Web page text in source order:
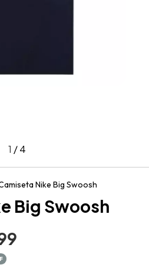
1 /4
Nike Big Swoosh
Big Swoosh